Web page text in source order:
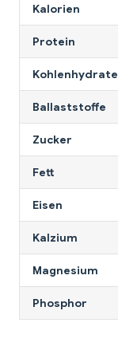
Kalorien
Protein
Kohlenhydrate
Ballaststoffe
Zucker
Fett
Eisen
Kalzium
Magnesium
Phosphor